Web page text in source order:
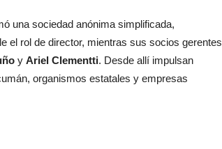
una sociedad anónima simplificada,
el rol de director, mientras sus socios gerentes
y Ariel Clementti. Desde allí impulsan
organismos estatales y empresas